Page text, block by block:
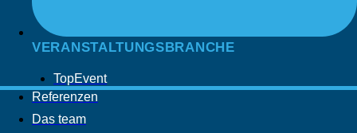
VERANSTALTUNGSBRANCHE
TopEvent
Referenzen
Das team